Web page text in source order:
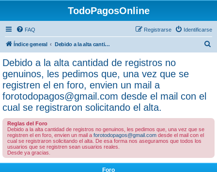
TodoPagosOnline
FAQ Identificarse
Registrarse
Índice general Debido a la alta cantidad de registros no genuinos, les pedimos que, una vez que se registren el en foro, envien un mail a forotodopagos@gmail.com desde el mail con el cual se registraron solicitando el alta.
Debido a la alta cantidad de registros no
genuinos, les pedimos que, una vez que se
registren el en foro, envien un mail a
forotodopagos@gmail.com desde el mail con el
cual se registraron solicitando el alta.
Reglas del Foro
Debido a la alta cantidad de registros no genuinos, les pedimos que, una vez que se
registren el en foro, envien un mail a forotodopagos@gmail.com desde el mail con el
cual se registraron solicitando el alta. De esa forma nos aseguramos que todos los
usuarios que se registren sean usuarios reales.
Desde ya gracias.
Foro